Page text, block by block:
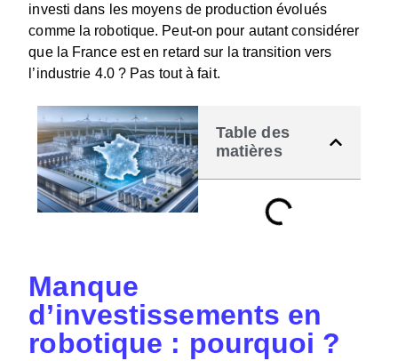
investi dans les moyens de production évolués
comme la robotique. Peut-on pour autant considérer
que la France est en retard sur la transition vers
l’industrie 4.0 ? Pas tout à fait.
Table des
matières
Manque
d’investissements en
robotique : pourquoi ?